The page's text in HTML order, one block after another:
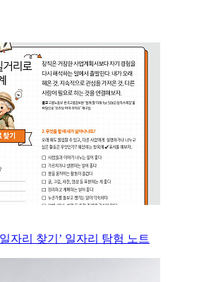
자리 찾기’ 일자리 탐험 노트